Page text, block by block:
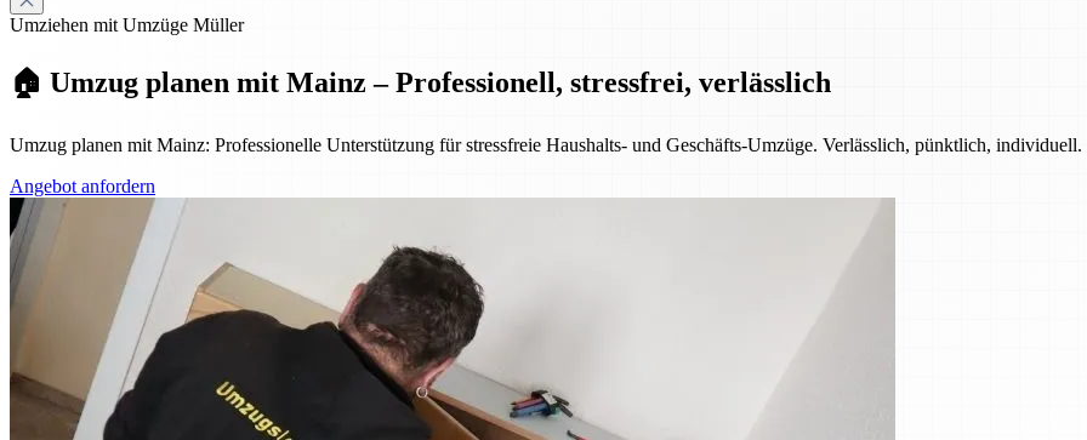
Umziehen mit Umzüge Müller
🏠 Umzug planen mit Mainz – Professionell, stressfrei, verlässlich
Umzug planen mit Mainz: Professionelle Unterstützung für stressfreie Haushalts- und Geschäfts-Umzüge. Verlässlich, pünktlich, individuell.
Angebot anfordern